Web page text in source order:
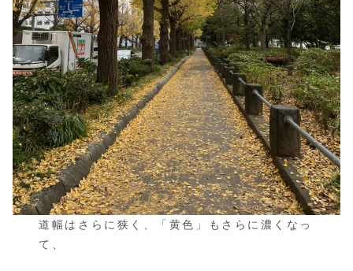
道幅はさらに狭く、「黄色」もさらに濃くなっ
て、